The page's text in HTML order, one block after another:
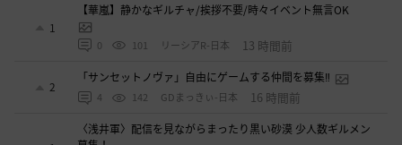
1
【華嵐】静かなギルチャ/挨拶不要/時々イベント無言OK
0 101 リーシアR-日本 13 時間前
2
「サンセットノヴァ」自由にゲームする仲間を募集‼️
4 142 GDまっきぃ-日本 16 時間前
〈浅井軍〉配信を見ながらまったり黒い砂漠 少人数ギルメン